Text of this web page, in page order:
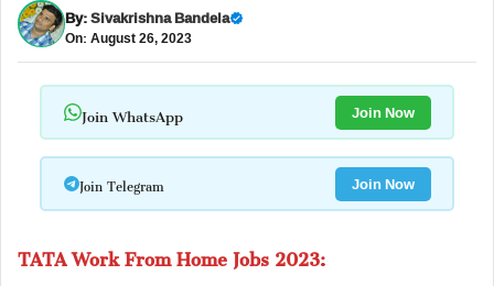
By:Sivakrishna Bandela
On: August 26, 2023
Join WhatsApp Join Now
Join Telegram Join Now
TATA Work From Home Jobs 2023: